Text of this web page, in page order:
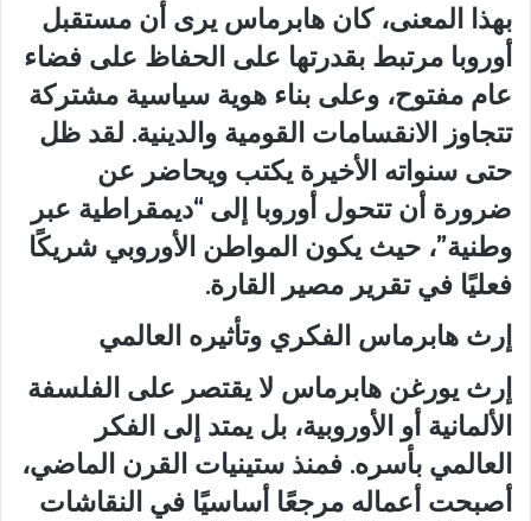
بهذا المعنى، كان هابرماس يرى أن مستقبل
أوروبا مرتبط بقدرتها على الحفاظ على فضاء
عام مفتوح، وعلى بناء هوية سياسية مشتركة
تتجاوز الانقسامات القومية والدينية. لقد ظل
حتى سنواته الأخيرة يكتب ويحاضر عن
ضرورة أن تتحول أوروبا إلى “ديمقراطية عبر
وطنية”، حيث يكون المواطن الأوروبي شريكًا
فعليًا في تقرير مصير القارة.
إرث هابرماس الفكري وتأثيره العالمي
إرث يورغن هابرماس لا يقتصر على الفلسفة
الألمانية أو الأوروبية، بل يمتد إلى الفكر
العالمي بأسره. فمنذ ستينيات القرن الماضي،
أصبحت أعماله مرجعًا أساسيًا في النقاشات